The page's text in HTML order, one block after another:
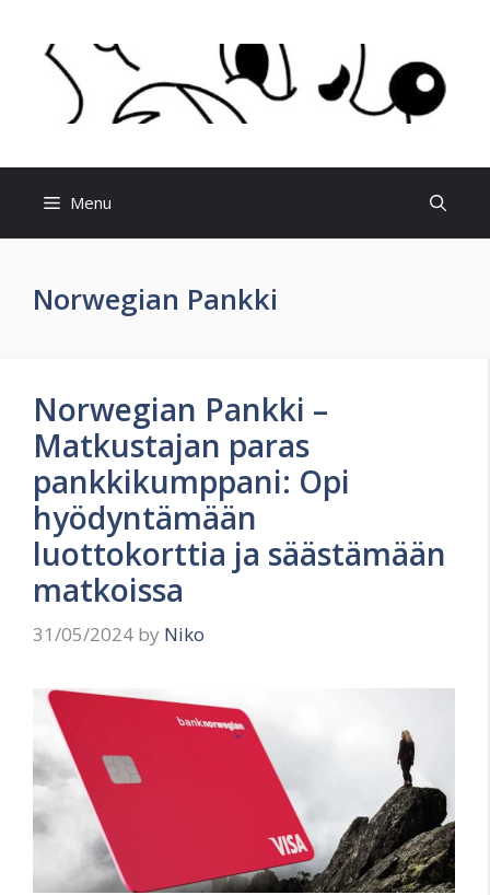
content
Menu
Norwegian Pankki
Norwegian Pankki –
Matkustajan paras
pankkikumppani: Opi
hyödyntämään
luottokorttia ja säästämään
matkoissa
31/05/2024 by Niko